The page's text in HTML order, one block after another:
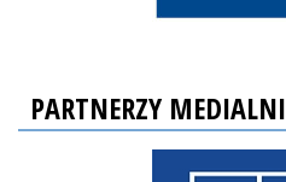
PARTNERZY MEDIALNI